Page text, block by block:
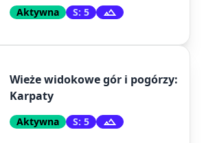
Aktywna S: 5
Wieże widokowe gór i pogórzy:
Karpaty
Aktywna S: 5